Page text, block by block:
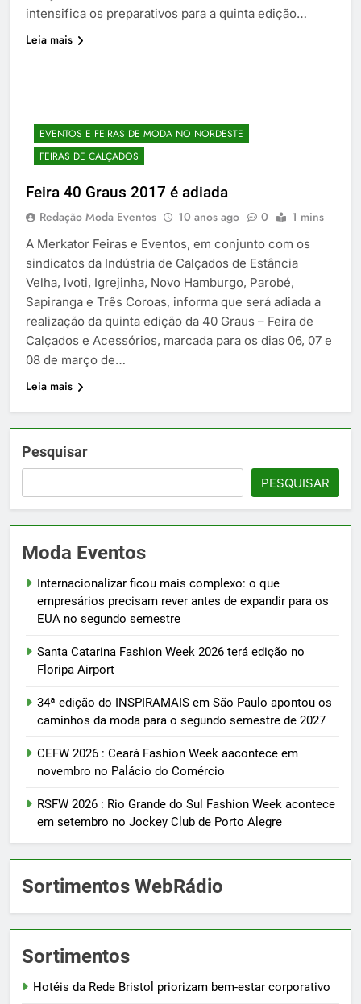
intensifica os preparativos para a quinta edição…
Leia mais
EVENTOS E FEIRAS DE MODA NO NORDESTE
FEIRAS DE CALÇADOS
Feira 40 Graus 2017 é adiada
Redação Moda Eventos 10 anos ago 0 1 mins
A Merkator Feiras e Eventos, em conjunto com os
sindicatos da Indústria de Calçados de Estância
Velha, Ivoti, Igrejinha, Novo Hamburgo, Parobé,
Sapiranga e Três Coroas, informa que será adiada a
realização da quinta edição da 40 Graus – Feira de
Calçados e Acessórios, marcada para os dias 06, 07 e
08 de março de…
Leia mais
Pesquisar
PESQUISAR
Moda Eventos
Internacionalizar ficou mais complexo: o que
empresários precisam rever antes de expandir para os
EUA no segundo semestre
Santa Catarina Fashion Week 2026 terá edição no
Floripa Airport
34ª edição do INSPIRAMAIS em São Paulo apontou os
caminhos da moda para o segundo semestre de 2027
CEFW 2026 : Ceará Fashion Week aacontece em
novembro no Palácio do Comércio
RSFW 2026 : Rio Grande do Sul Fashion Week acontece
em setembro no Jockey Club de Porto Alegre
Sortimentos WebRádio
Sortimentos
Hotéis da Rede Bristol priorizam bem-estar corporativo